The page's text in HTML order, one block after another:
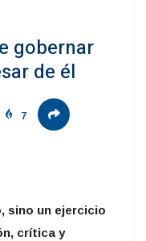
gobernar
de él
7
sino un ejercicio
crítica y